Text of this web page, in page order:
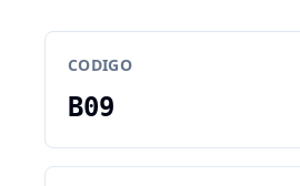
CODIGO
B09